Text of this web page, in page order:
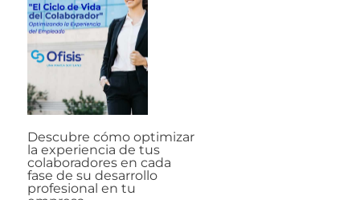
Descubre cómo optimizar
la experiencia de tus
colaboradores en cada
fase de su desarrollo
profesional en tu